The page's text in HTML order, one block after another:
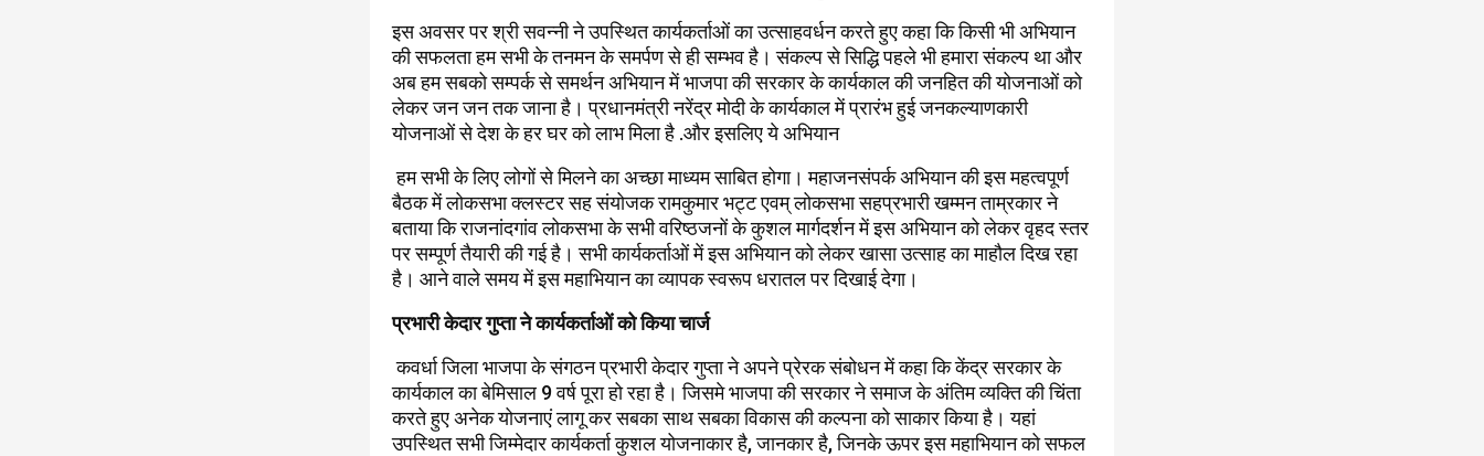
इस अवसर पर श्री सवन्नी ने उपस्थित कार्यकर्ताओं का उत्साहवर्धन करते हुए कहा कि किसी भी अभियान
की सफलता हम सभी के तनमन के समर्पण से ही सम्भव है। संकल्प से सिद्धि पहले भी हमारा संकल्प था और
अब हम सबको सम्पर्क से समर्थन अभियान में भाजपा की सरकार के कार्यकाल की जनहित की योजनाओं को
लेकर जन जन तक जाना है। प्रधानमंत्री नरेंद्र मोदी के कार्यकाल में प्रारंभ हुई जनकल्याणकारी
योजनाओं से देश के हर घर को लाभ मिला है .और इसलिए ये अभियान
हम सभी के लिए लोगों से मिलने का अच्छा माध्यम साबित होगा। महाजनसंपर्क अभियान की इस महत्वपूर्ण
बैठक में लोकसभा क्लस्टर सह संयोजक रामकुमार भट्ट एवम् लोकसभा सहप्रभारी खम्मन ताम्रकार ने
बताया कि राजनांदगांव लोकसभा के सभी वरिष्ठजनों के कुशल मार्गदर्शन में इस अभियान को लेकर वृहद स्तर
पर सम्पूर्ण तैयारी की गई है। सभी कार्यकर्ताओं में इस अभियान को लेकर खासा उत्साह का माहौल दिख रहा
है। आने वाले समय में इस महाभियान का व्यापक स्वरूप धरातल पर दिखाई देगा।
प्रभारी केदार गुप्ता ने कार्यकर्ताओं को किया चार्ज
कवर्धा जिला भाजपा के संगठन प्रभारी केदार गुप्ता ने अपने प्रेरक संबोधन में कहा कि केंद्र सरकार के
कार्यकाल का बेमिसाल 9 वर्ष पूरा हो रहा है। जिसमे भाजपा की सरकार ने समाज के अंतिम व्यक्ति की चिंता
करते हुए अनेक योजनाएं लागू कर सबका साथ सबका विकास की कल्पना को साकार किया है। यहां
उपस्थित सभी जिम्मेदार कार्यकर्ता कुशल योजनाकार है, जानकार है, जिनके ऊपर इस महाभियान को सफल